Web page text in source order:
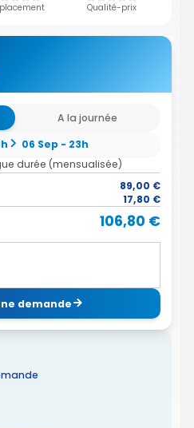
Qualité-prix
A la journée
06 Sep - 23h
durée (mensualisée)
89,00 €
17,80 €
106,80 €
demande